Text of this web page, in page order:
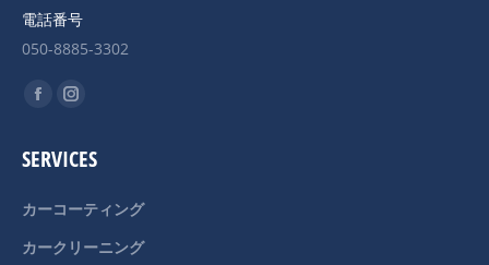
電話番号
050-8885-3302
Find us on:
Facebook
opens
new
window
Instagram
opens
new
window
SERVICES
カーコーティング
カークリーニング